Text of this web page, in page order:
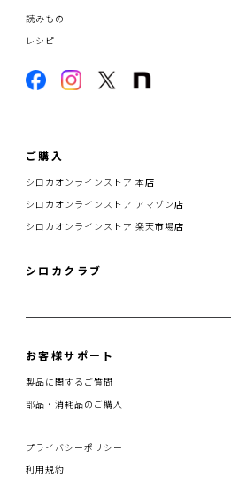
読みもの
レシピ
ご購入
シロカオンラインストア 本店
シロカオンラインストア アマゾン店
シロカオンラインストア 楽天市場店
シロカクラブ
お客様サポート
製品に関するご質問
部品・消耗品のご購入
プライバシーポリシー
利用規約